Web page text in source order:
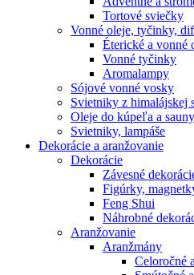
Tortové sviečky
Vonné oleje, tyčinky,
Éterické a vonné
Vonné tyčinky
Aromalampy
Sójové vonné vosky
Svietniky z himalájskej
Oleje do kúpeľa a sauny
Svietniky, lampáše
Dekorácie a aranžovanie
Dekorácie
Závesné
Figúrky,
Feng Shui
Náhrobné
Aranžovanie
Aranžmány
Celoročné